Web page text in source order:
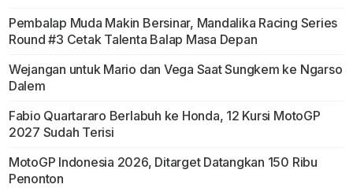
Pembalap Muda Makin Bersinar, Mandalika Racing Series
Round #3 Cetak Talenta Balap Masa Depan
Wejangan untuk Mario dan Vega Saat Sungkem ke Ngarso
Dalem
Fabio Quartararo Berlabuh ke Honda, 12 Kursi MotoGP
2027 Sudah Terisi
MotoGP Indonesia 2026, Ditarget Datangkan 150 Ribu
Penonton